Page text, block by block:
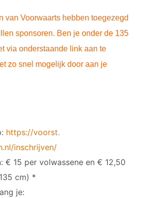
van Voorwaarts hebben toegezegd
sponsoren. Ben je onder de 135
via onderstaande link aan te
zo snel mogelijk door aan je
https://voorst.
inschrijven/
€ 15 per volwassene en € 12,50
cm) *
je: